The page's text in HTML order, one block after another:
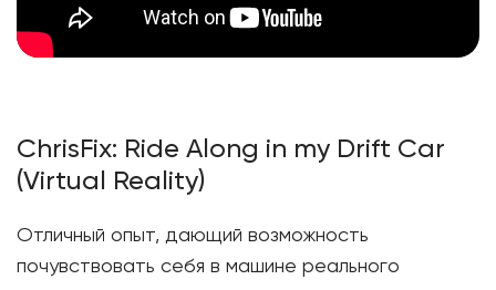
ChrisFix: Ride Along in my Drift Car
(Virtual Reality)
Отличный опыт, дающий возможность
почувствовать себя в машине реального